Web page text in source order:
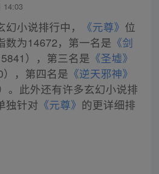
14:03
小说排行中， 《元尊》 位
数为14672，第一名是 《剑
），第三名是 《圣墟》
），第四名是 《逆天邪神》
。此外还有许多玄幻小说排
独针对 《元尊》 的更详细排